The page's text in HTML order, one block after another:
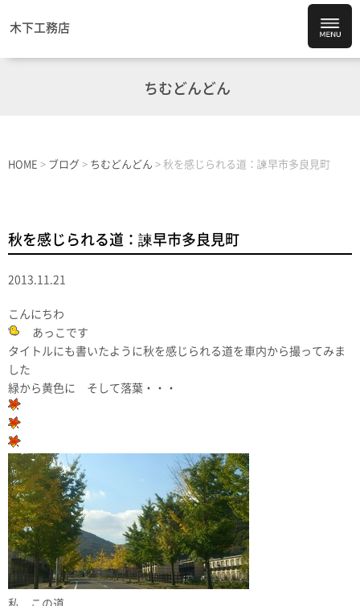
木下工務店
ちむどんどん
HOME > ブログ > ちむどんどん > 秋を感じられる道：諫早市多良見町
秋を感じられる道：諫早市多良見町
2013.11.21
こんにちわ
あっこです
タイトルにも書いたように秋を感じられる道を車内から撮ってみま
した
緑から黄色に そして落葉・・・
私 この道